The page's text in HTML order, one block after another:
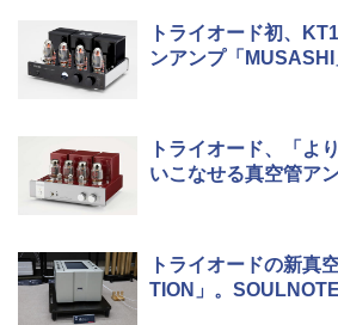
トライオード初、
ンアンプ「MUSASHI
トライオード、「よ
いこなせる真空管ア
トライオードの新真
TION」。